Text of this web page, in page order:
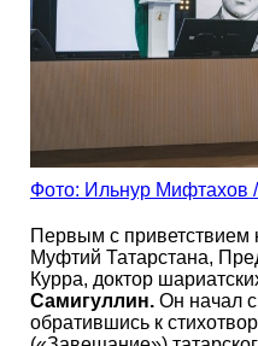
Фото: Ильнур Мифтахов
Первым с приветствием
Муфтий Татарстана,
Курра, доктор
Самигуллин. Он начал
обратившись к